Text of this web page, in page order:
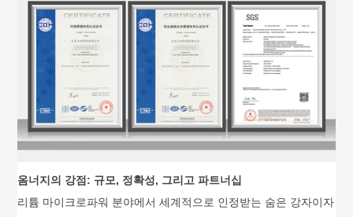
옴너지의 강점: 규모, 정확성, 그리고 파트너십
리튬 마이크로파워 분야에서 세계적으로 인정받는 숨은 강자이자